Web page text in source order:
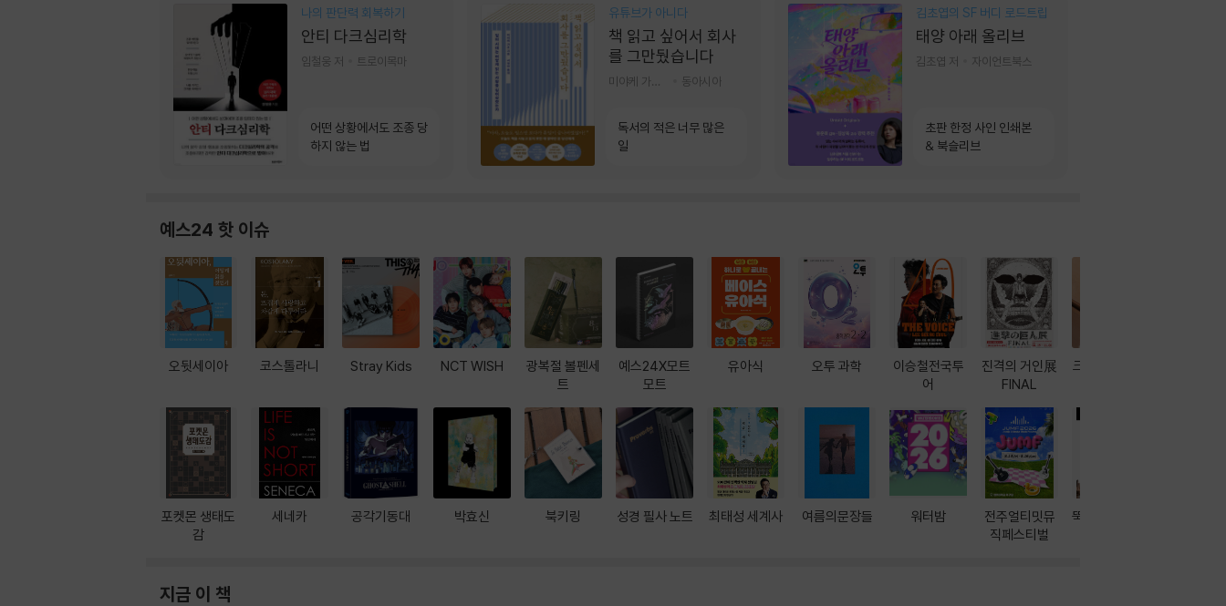
나의 판단력 회복하기
안티 다크심리학
임철웅 저 트로이목마
어떤 상황에서도 조종 당
하지 않는 법
유튜브가 아니다
책 읽고 싶어서 회사
를 그만뒀습니다
동아시아
독서의 적은 너무 많은
일
김초엽의 SF 버디 로드트립
태양 아래 올리브
김초엽 저 자이언트북스
초판 한정 사인 인쇄본
& 북슬리브
예스24 핫 이슈
오뒷세이아
포켓몬 생태도
감
코스톨라니
세네카
Stray Kids
공각기동대
NCT WISH
박효신
광복절 볼펜세
트
북키링
예스24X모트
모트
성경 필사 노트
유아식
최태성 세계사
오투 과학
여름의문장들
이승철전국투
어
워터밤
진격의 거인展
FINAL
전주얼티밋뮤
직페스티벌
크레마 이북 리
뚝딱! AI 3대장
지금 이 책